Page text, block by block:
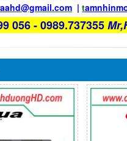
@gmail.com | t
056 - 0989.737355